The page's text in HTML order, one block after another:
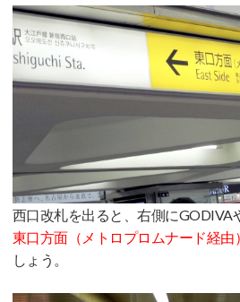
西口改札を出ると、右側にGODIVA
東口方面（メトロプロムナード経由
しょう。